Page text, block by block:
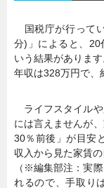
国税庁が行って
分)」によると、20
いう結果がありま
年収は328万円で、
ライフスタイルや
には言えませんが
30％前後」が目安
収入から見た家賃
（※編集部注：実
れるので、手取り